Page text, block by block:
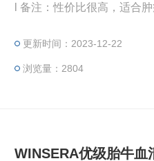
l 备注：性价比很高，适合
更新时间：2023-12-22
浏览量：2804
WINSERA优级胎牛血